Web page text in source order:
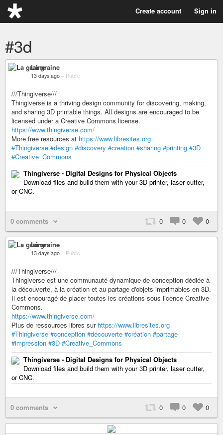
Create account Sign in
#3d
La graine
13 days ago – Public
///Thingiverse///
Thingiverse is a thriving design community for discovering, making,
and sharing 3D printable things. All designs are encouraged to be
licensed under a Creative Commons license.
https://www.thingiverse.com/
More free resources at https://www.libresites.org
#Thingiverse #design #discovery #creation #sharing #printing #3D
#Creative_Commons
Thingiverse - Digital Designs for Physical Objects
Download files and build them with your 3D printer, laser cutter,
or CNC.
0 comments 0 0 0
La graine
13 days ago – Public
///Thingiverse///
Thingiverse est une communauté dynamique de conception dédiée à
la découverte, à la création et au partage d'objets imprimables en 3D.
Il est encouragé de placer toutes les créations sous licence Creative
Commons.
https://www.thingiverse.com/
Plus de ressources libres sur https://www.libresites.org
#Thingiverse #conception #découverte #création #partage
#impression #3D #Creative_Commons
Thingiverse - Digital Designs for Physical Objects
Download files and build them with your 3D printer, laser cutter,
or CNC.
0 comments 0 0 0